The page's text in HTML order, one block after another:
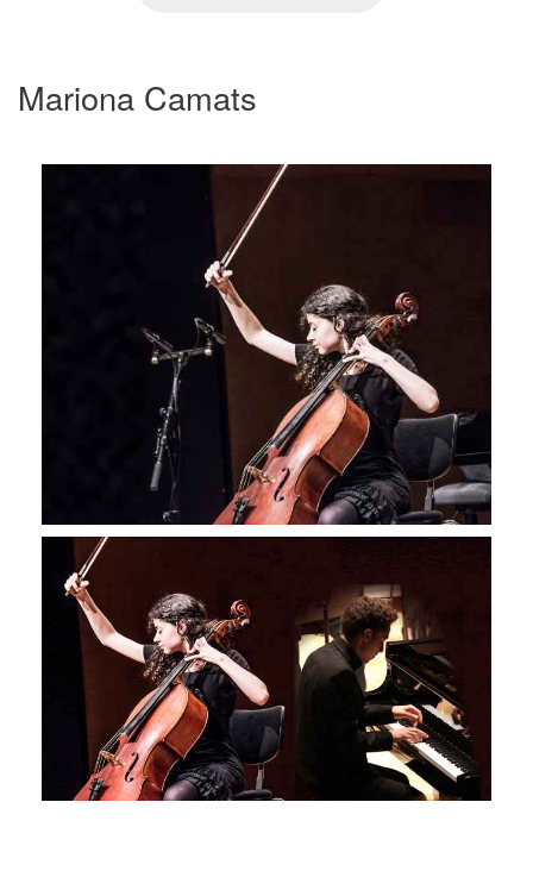
Mariona Camats